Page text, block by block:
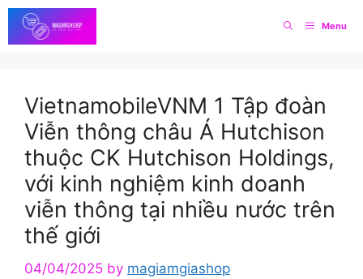
Skip
to
content
Menu
VietnamobileVNM 1 Tập đoàn
Viễn thông châu Á Hutchison
thuộc CK Hutchison Holdings,
với kinh nghiệm kinh doanh
viễn thông tại nhiều nước trên
thế giới
04/04/2025 by magiamgiashop